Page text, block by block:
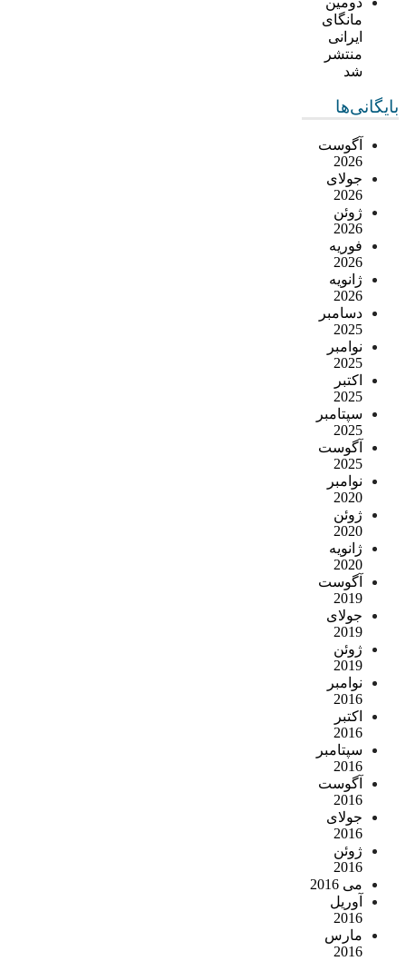
مانگای
ایرانی
منتشر
شد
بایگانی‌ها
آگوست
2026
جولای
2026
ژوئن
2026
فوریه
2026
ژانویه
2026
دسامبر
2025
نوامبر
2025
اکتبر
2025
سپتامبر
2025
آگوست
2025
نوامبر
2020
ژوئن
2020
ژانویه
2020
آگوست
2019
جولای
2019
ژوئن
2019
نوامبر
2016
اکتبر
2016
سپتامبر
2016
آگوست
2016
جولای
2016
ژوئن
2016
می 2016
آوریل
2016
مارس
2016